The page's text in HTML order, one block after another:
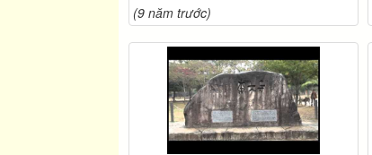
(9 năm trước)